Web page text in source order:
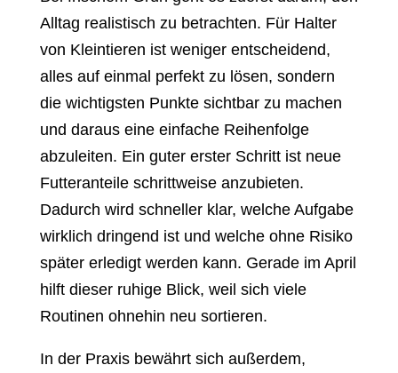
Alltag realistisch zu betrachten. Für Halter
von Kleintieren ist weniger entscheidend,
alles auf einmal perfekt zu lösen, sondern
die wichtigsten Punkte sichtbar zu machen
und daraus eine einfache Reihenfolge
abzuleiten. Ein guter erster Schritt ist neue
Futteranteile schrittweise anzubieten.
Dadurch wird schneller klar, welche Aufgabe
wirklich dringend ist und welche ohne Risiko
später erledigt werden kann. Gerade im April
hilft dieser ruhige Blick, weil sich viele
Routinen ohnehin neu sortieren.
In der Praxis bewährt sich außerdem,